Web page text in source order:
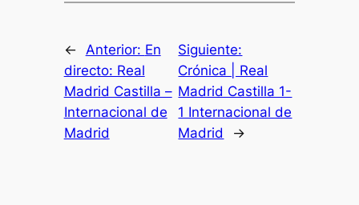
← Anterior: En
directo: Real
Madrid Castilla –
Internacional de
Madrid
Siguiente:
Crónica | Real
Madrid Castilla 1-
1 Internacional de
Madrid
→